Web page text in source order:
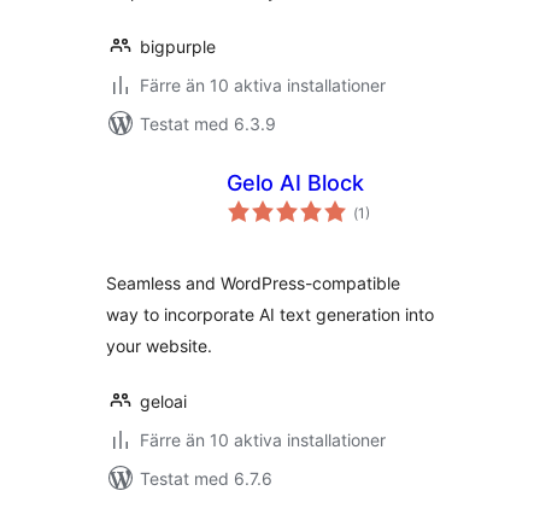
bigpurple
Färre än 10 aktiva installationer
Testat med 6.3.9
Gelo AI Block
(Totalt
antal
1)
Seamless and WordPress-compatible
way to incorporate AI text generation into
your website.
geloai
Färre än 10 aktiva installationer
Testat med 6.7.6